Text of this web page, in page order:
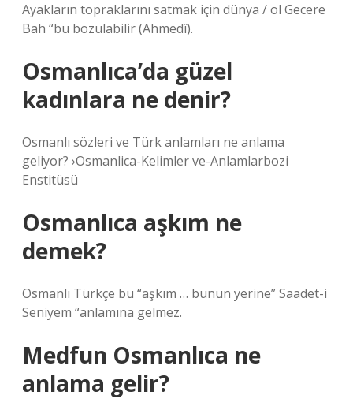
Ayakların topraklarını satmak için dünya / ol Gecere
Bah “bu bozulabilir (Ahmedî).
Osmanlıca’da güzel
kadınlara ne denir?
Osmanlı sözleri ve Türk anlamları ne anlama
geliyor? ›Osmanlica-Kelimler ve-Anlamlarbozi
Enstitüsü
Osmanlıca aşkım ne
demek?
Osmanlı Türkçe bu “aşkım … bunun yerine” Saadet-i
Seniyem “anlamına gelmez.
Medfun Osmanlıca ne
anlama gelir?